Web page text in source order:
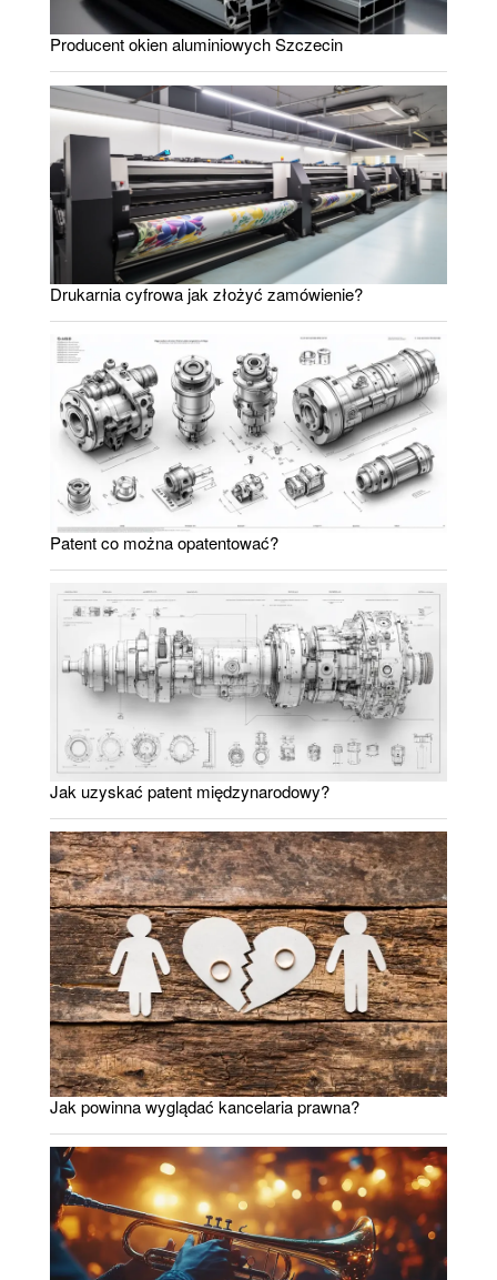
Producent okien aluminiowych Szczecin
Drukarnia cyfrowa jak złożyć zamówienie?
Patent co można opatentować?
Jak uzyskać patent międzynarodowy?
Jak powinna wyglądać kancelaria prawna?